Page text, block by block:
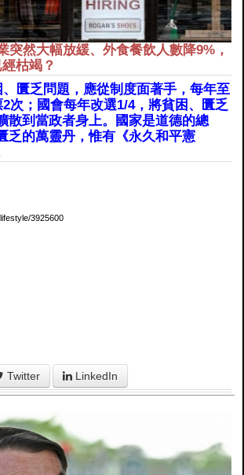
突然大幅放緩、外食餐飲人數降9%，
枯竭？
匱乏問題，應從制度面著手，每年至
次；國會每年改選1/4，將貧困、匱乏
散到當政者身上。國家是道德的總
乏的萬靈丹，惟有《永久和平憲
3925600
Twitter LinkedIn